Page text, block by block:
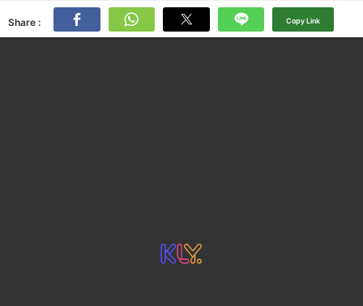
Share : Copy Link